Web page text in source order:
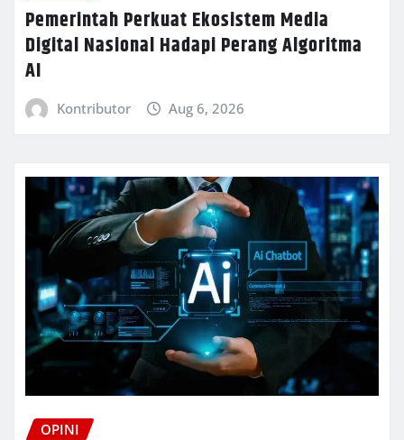
Pemerintah Perkuat Ekosistem Media
Digital Nasional Hadapi Perang Algoritma
AI
Kontributor Aug 6, 2026
OPINI